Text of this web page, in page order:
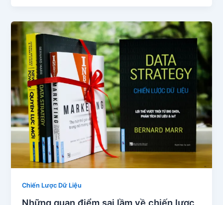
Chiến Lược Dữ Liệu
Những quan điểm sai lầm về chiến lược